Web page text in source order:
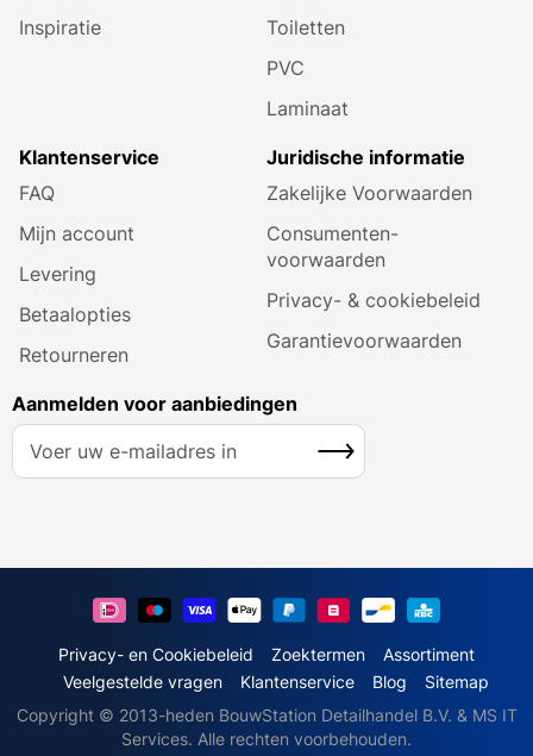
Inspiratie
Toiletten
PVC
Laminaat
Klantenservice
FAQ
Mijn account
Levering
Betaalopties
Retourneren
Juridische informatie
Zakelijke Voorwaarden
Consumenten­
voorwaarden
Privacy- & cookiebeleid
Garantie­voorwaarden
Aanmelden voor aanbiedingen
A
e
o
Inschrijven
Privacy- en Cookiebeleid Zoektermen
Assortiment
Veelgestelde vragen
Klantenservice Blog
Sitemap
Copyright © 2013-heden BouwStation Detailhandel B.V. & MS IT
Services. Alle rechten voorbehouden.